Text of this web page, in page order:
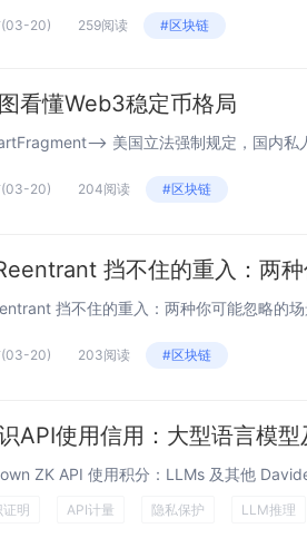
(03-20) 259阅读 #区块链
看懂Web3稳定币格局
> 美国立法强制规定，国内私
(03-20) 204阅读 #区块链
挡不住的重入：两
挡不住的重入：两种你可能忽略的
(03-20) 203阅读 #区块链
API使用信用：大型语言模型
ZK API 使用积分：LLMs 及其他
证明 API计量 隐私保护 LLM推理